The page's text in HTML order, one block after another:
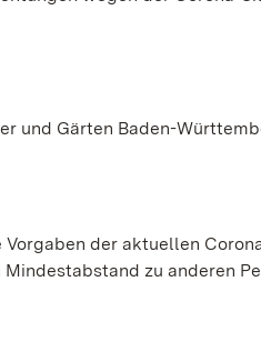
und Gärten Baden-
der aktuellen
zu anderen